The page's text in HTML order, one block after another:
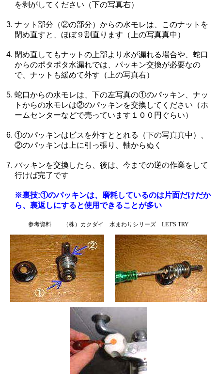
を剥がしてください（下の写真右）
ナット部分（②の部分）からの水モレは、このナットを
閉め直すと、ほぼ９割直ります（上の写真真中）
閉め直してもナットの上部より水が漏れる場合や、蛇口
からのポタポタ水漏れでは、パッキン交換が必要なの
で、ナットも緩めて外す（上の写真右）
蛇口からの水モレは、下の左写真の①のパッキン、ナッ
トからの水モレは②のパッキンを交換してください（ホ
ームセンターなどで売っています１００円ぐらい）
①のパッキンはビスを外すととれる（下の写真真中）、
②のパッキンは上に引っ張り、軸からぬく
パッキンを交換したら、後は、今までの逆の作業をして
行けば完了です
※裏技:①のパッキンは、磨耗しているのは片面だけだか
ら、裏返しにすると使用できることが多い
参考資料 （株）カクダイ 水まわりシリーズ LET'S TRY